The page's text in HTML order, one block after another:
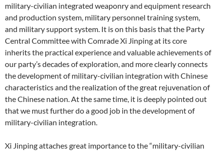
military-civilian integrated weaponry and equipment research
and production system, military personnel training system,
and military support system. It is on this basis that the Party
Central Committee with Comrade Xi Jinping at its core
inherits the practical experience and valuable achievements of
our party’s decades of exploration, and more clearly connects
the development of military-civilian integration with Chinese
characteristics and the realization of the great rejuvenation of
the Chinese nation. At the same time, it is deeply pointed out
that we must further do a good job in the development of
military-civilian integration.
Xi Jinping attaches great importance to the “military-civilian